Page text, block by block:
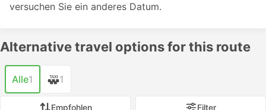
versuchen Sie ein anderes Datum.
Alternative travel options for this route
Alle1 1
Empfohlen Filter